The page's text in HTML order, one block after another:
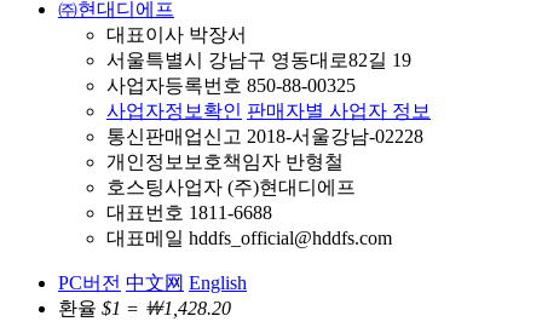
㈜현대디에프
대표이사 박장서
서울특별시 강남구 영동대로82길 19
사업자등록번호 850-88-00325
사업자정보확인 판매자별 사업자 정보
통신판매업신고 2018-서울강남-02228
개인정보보호책임자 반형철
호스팅사업자 (주)현대디에프
대표번호 1811-6688
대표메일 hddfs_official@hddfs.com
PC버전 中文网 English
환율 $1 = ￦1,428.20